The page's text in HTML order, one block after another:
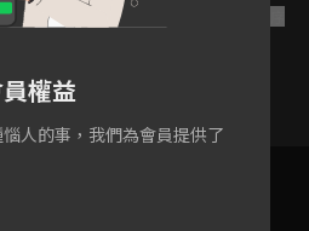
權益
人的事，我們為會員提供了